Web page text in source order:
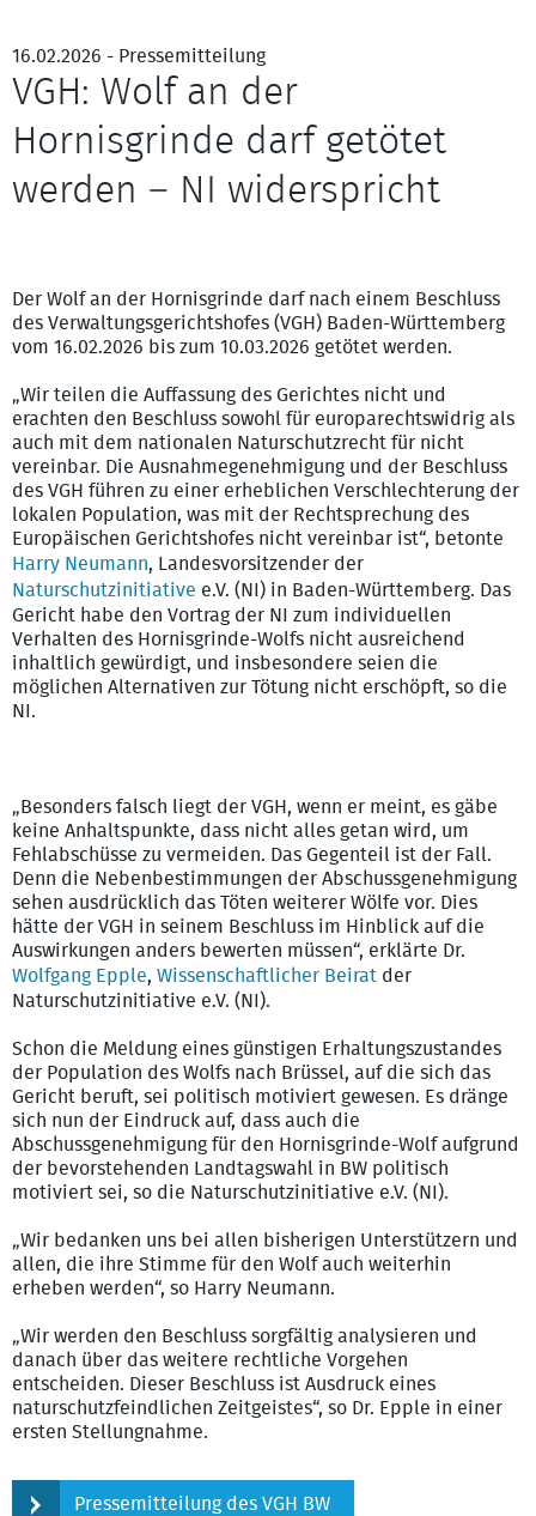
16.02.2026 - Pressemitteilung
VGH: Wolf an der
Hornisgrinde darf getötet
werden – NI widerspricht
Der Wolf an der Hornisgrinde darf nach einem Beschluss
des Verwaltungsgerichtshofes (VGH) Baden-Württemberg
vom 16.02.2026 bis zum 10.03.2026 getötet werden.
„Wir teilen die Auffassung des Gerichtes nicht und
erachten den Beschluss sowohl für europarechtswidrig als
auch mit dem nationalen Naturschutzrecht für nicht
vereinbar. Die Ausnahmegenehmigung und der Beschluss
des VGH führen zu einer erheblichen Verschlechterung der
lokalen Population, was mit der Rechtsprechung des
Europäischen Gerichtshofes nicht vereinbar ist“, betonte
Harry Neumann, Landesvorsitzender der
Naturschutzinitiative e.V. (NI) in Baden-Württemberg. Das
Gericht habe den Vortrag der NI zum individuellen
Verhalten des Hornisgrinde-Wolfs nicht ausreichend
inhaltlich gewürdigt, und insbesondere seien die
möglichen Alternativen zur Tötung nicht erschöpft, so die
NI.
„Besonders falsch liegt der VGH, wenn er meint, es gäbe
keine Anhaltspunkte, dass nicht alles getan wird, um
Fehlabschüsse zu vermeiden. Das Gegenteil ist der Fall.
Denn die Nebenbestimmungen der Abschussgenehmigung
sehen ausdrücklich das Töten weiterer Wölfe vor. Dies
hätte der VGH in seinem Beschluss im Hinblick auf die
Auswirkungen anders bewerten müssen“, erklärte Dr.
Wolfgang Epple, Wissenschaftlicher Beirat der
Naturschutzinitiative e.V. (NI).
Schon die Meldung eines günstigen Erhaltungszustandes
der Population des Wolfs nach Brüssel, auf die sich das
Gericht beruft, sei politisch motiviert gewesen. Es dränge
sich nun der Eindruck auf, dass auch die
Abschussgenehmigung für den Hornisgrinde-Wolf aufgrund
der bevorstehenden Landtagswahl in BW politisch
motiviert sei, so die Naturschutzinitiative e.V. (NI).
„Wir bedanken uns bei allen bisherigen Unterstützern und
allen, die ihre Stimme für den Wolf auch weiterhin
erheben werden“, so Harry Neumann.
„Wir werden den Beschluss sorgfältig analysieren und
danach über das weitere rechtliche Vorgehen
entscheiden. Dieser Beschluss ist Ausdruck eines
naturschutzfeindlichen Zeitgeistes“, so Dr. Epple in einer
ersten Stellungnahme.
Pressemitteilung des VGH BW